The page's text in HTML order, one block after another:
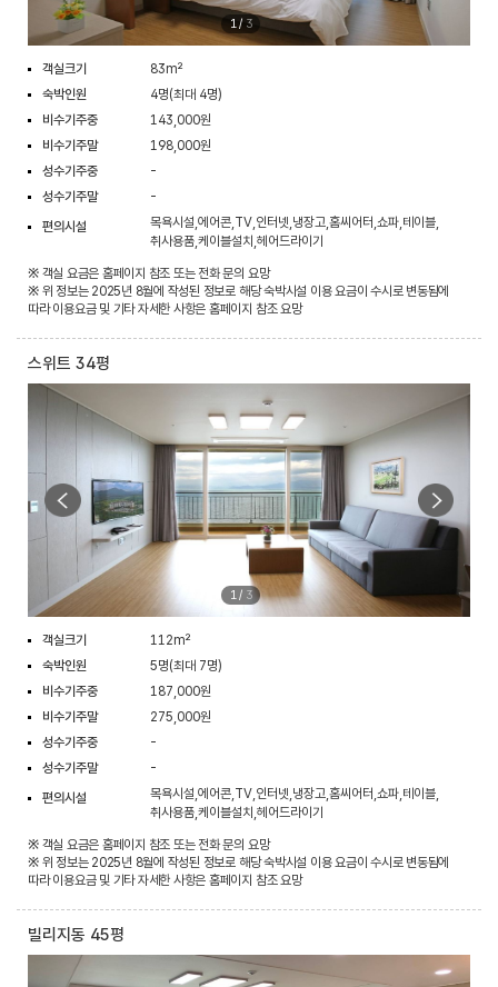
1 / 3
객실크기
83m²
숙박인원
4명(최대 4명)
비수기주중
143,000원
비수기주말
198,000원
성수기주중
-
성수기주말
-
편의시설
목욕시설,에어콘,TV,인터넷,냉장고,홈씨어터,쇼파,테이블,
취사용품,케이블설치,헤어드라이기
※ 객실 요금은 홈페이지 참조 또는 전화 문의 요망
※ 위 정보는 2025년 8월에 작성된 정보로 해당 숙박시설 이용 요금이 수시로 변동됨에
따라 이용요금 및 기타 자세한 사항은 홈페이지 참조 요망
스위트 34평
1 / 3
객실크기
112m²
숙박인원
5명(최대 7명)
비수기주중
187,000원
비수기주말
275,000원
성수기주중
-
성수기주말
-
편의시설
목욕시설,에어콘,TV,인터넷,냉장고,홈씨어터,쇼파,테이블,
취사용품,케이블설치,헤어드라이기
※ 객실 요금은 홈페이지 참조 또는 전화 문의 요망
※ 위 정보는 2025년 8월에 작성된 정보로 해당 숙박시설 이용 요금이 수시로 변동됨에
따라 이용요금 및 기타 자세한 사항은 홈페이지 참조 요망
빌리지동 45평